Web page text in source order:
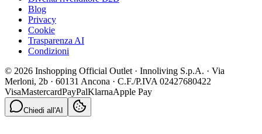
Blog
Privacy
Cookie
Trasparenza AI
Condizioni
© 2026 Inshopping Official Outlet · Innoliving S.p.A. · Via
Merloni, 2b · 60131 Ancona · C.F./P.IVA 02427680422
VisaMastercardPayPalKlarnaApple Pay
Chiedi all'AI